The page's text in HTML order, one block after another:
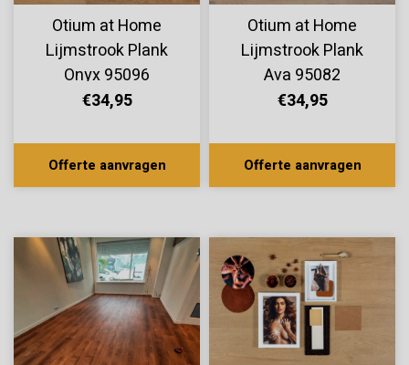
Otium at Home
Lijmstrook Plank
Onyx 95096
€34,95
Offerte aanvragen
Otium at Home
Lijmstrook Plank
Ava 95082
€34,95
Offerte aanvragen